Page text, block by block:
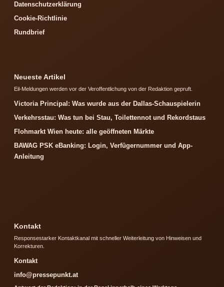
Datenschutzerklärung
Cookie-Richtlinie
Rundbrief
Neueste Artikel
Eil-Meldungen werden vor der Veroffentlichung von der Redaktion gepruft.
Victoria Principal: Was wurde aus der Dallas-Schauspielerin
Verkehrsstau: Was tun bei Stau, Toilettennot und Rekordstaus
Flohmarkt Wien heute: alle geöffneten Märkte
BAWAG PSK eBanking: Login, Verfügernummer und App-
Anleitung
Kontakt
Responsestarker Kontaktkanal mit schneller Weiterleitung von Hinweisen und
Korrekturen.
Kontakt
info@pressepunkt.at